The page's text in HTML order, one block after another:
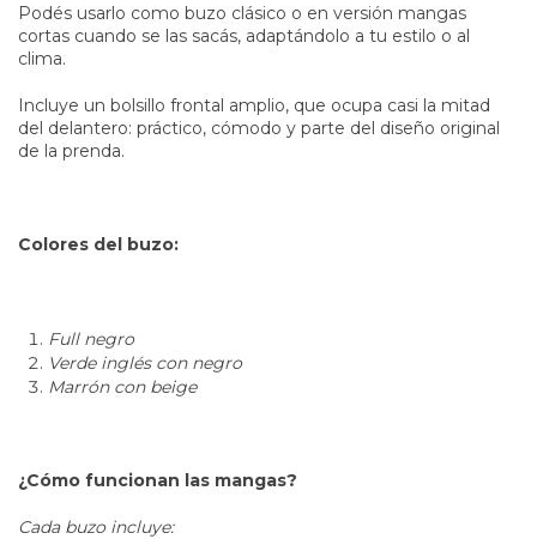
Podés usarlo como buzo clásico o en versión mangas
cortas cuando se las sacás, adaptándolo a tu estilo o al
clima.
Incluye un bolsillo frontal amplio, que ocupa casi la mitad
del delantero: práctico, cómodo y parte del diseño original
de la prenda.
Colores del buzo:
Full negro
Verde inglés con negro
Marrón con beige
¿Cómo funcionan las mangas?
Cada buzo incluye: